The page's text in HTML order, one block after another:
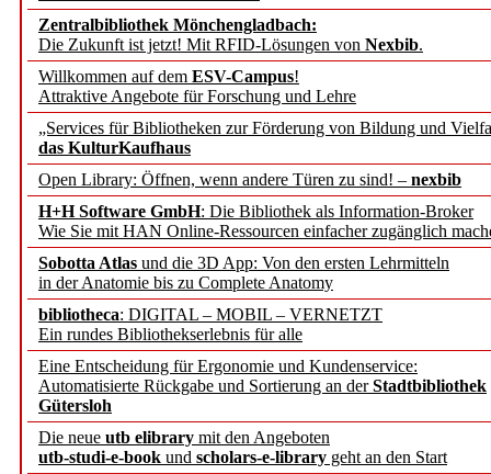
Zentralbibliothek Mönchengladbach:
Die Zukunft ist jetzt! Mit RFID-Lösungen von Nexbib.
Willkommen auf dem ESV-Campus!
Attraktive Angebote für Forschung und Lehre
„Services für Bibliotheken zur Förderung von Bildung und
das KulturKaufhaus
Open Library: Öffnen, wenn andere Türen zu sind! – nexbib
H+H Software GmbH: Die Bibliothek als Information-Broker
Wie Sie mit HAN Online-Ressourcen einfacher zugänglich
Sobotta Atlas und die 3D App: Von den ersten Lehrmitteln
in der Anatomie bis zu Complete Anatomy
bibliotheca: DIGITAL – MOBIL – VERNETZT
Ein rundes Bibliothekserlebnis für alle
Eine Entscheidung für Ergonomie und Kundenservice:
Automatisierte Rückgabe und Sortierung an derStadtbibliothek
Gütersloh
Die neue utb elibrary mit den Angeboten
utb-studi-e-book und scholars-e-library geht an den Start
konstruktiv!
Mohr Siebeck
und die Zeitschrift für
Francke Attempto
EBSCO Information
Recherchefunktionen in
Sorbisches Institut neu
Geschichte und